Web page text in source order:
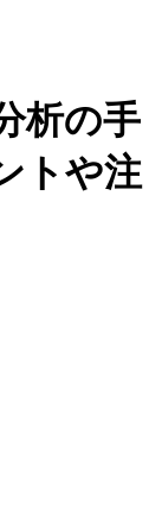
析の手
トや注